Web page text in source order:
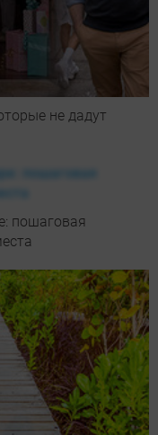
не дадут
пошаговая